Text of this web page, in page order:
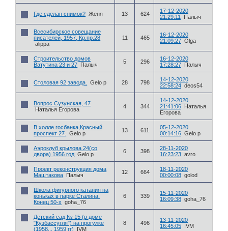
Где сделан снимок? Женя 13 624
17-12-2020
21:29:11
Палыч
Всесибирское совещание
писателей, 1957, Кр.пр.28
alippa
11 465
16-12-2020
21:09:27 Olga
Строительство домов
Ватутина 23 и 27 Палыч 5 296
16-12-2020
17:28:27 Палыч
Столовая 92 завода. Gelo p 28 798
14-12-2020
22:58:24 deos54
Вопрос Сузунская, 47
Наталья Егорова
4 344
14-12-2020
21:41:06 Наталья
Егорова
В холле госбанка,Красный
проспект 27.
Gelo p 13 611
05-12-2020
00:14:16 Gelo p
Аэроклуб крылова 24(со
двора) 1956 год Gelo p 6 398
28-11-2020
16:23:23 avro
Проект реконструкция дома
Маштакова Палыч 12 664
18-11-2020
00:00:08 golod
Школа фигурного катания на
коньках в парке Сталина.
Конец 50-х
goha_76
6 339
15-11-2020
16:09:38 goha_76
Детский сад № 15 (в доме
"Кузбассугля") на прогулке
(1958... 1959 гг)
IVM
8 496
13-11-2020
16:45:05 IVM